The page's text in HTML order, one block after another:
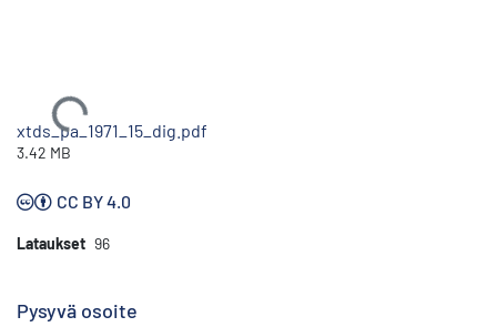
Ladataan...
xtds_pa_1971_15_dig.pdf
3.42 MB
CC BY 4.0
Lataukset 96
Pysyvä osoite